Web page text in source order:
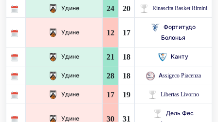
Удине 24 20 Rinascita Basket Rimini
Удине 12 17
Фортитудо
Болонья
Удине 21 18 Канту
Удине 28 18 Assigeco Piacenza
Удине 17 19 Libertas Livorno
Удине 30 31
Дель Фес